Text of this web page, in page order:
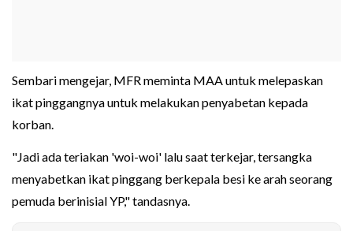
Sembari mengejar, MFR meminta MAA untuk melepaskan
ikat pinggangnya untuk melakukan penyabetan kepada
korban.
"Jadi ada teriakan 'woi-woi' lalu saat terkejar, tersangka
menyabetkan ikat pinggang berkepala besi ke arah seorang
pemuda berinisial YP," tandasnya.